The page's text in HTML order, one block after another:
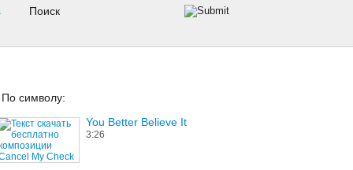
По символу:
You Better Believe It
3:26